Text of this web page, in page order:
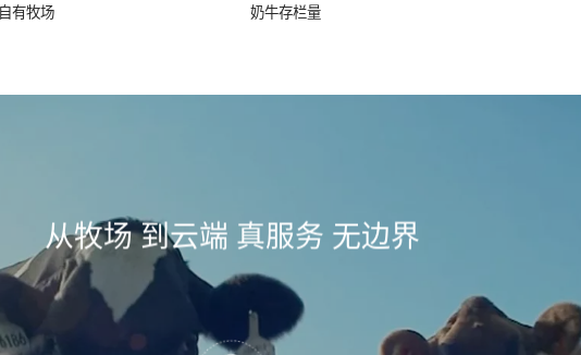
自有牧场 奶牛存栏量
从牧场 到云端 真服务 无边界